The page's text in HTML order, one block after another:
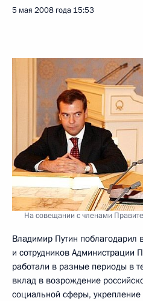
5 мая 2008 года 15:53
На совещании с членами
Владимир Путин поблагодарил
и сотрудников Администрации
работали в разные периоды в
вклад в возрождение
социальной сферы, укрепление